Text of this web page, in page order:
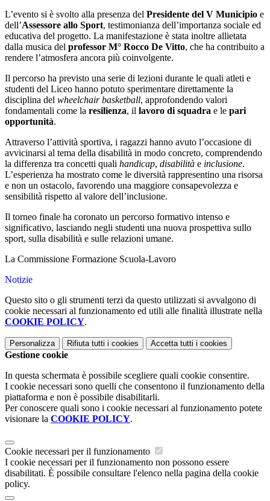
L’evento si è svolto alla presenza del Presidente del V Municipio e
dell’Assessore allo Sport, testimonianza dell’importanza sociale ed
educativa del progetto. La manifestazione è stata inoltre allietata
dalla musica del professor M° Rocco De Vitto, che ha contribuito a
rendere l’atmosfera ancora più coinvolgente.
Il percorso ha previsto una serie di lezioni durante le quali atleti e
studenti del Liceo hanno potuto sperimentare direttamente la
disciplina del wheelchair basketball, approfondendo valori
fondamentali come la resilienza, il lavoro di squadra e le pari
opportunità.
Attraverso l’attività sportiva, i ragazzi hanno avuto l’occasione di
avvicinarsi al tema della disabilità in modo concreto, comprendendo
la differenza tra concetti quali handicap, disabilità e inclusione.
L’esperienza ha mostrato come le diversità rappresentino una risorsa
e non un ostacolo, favorendo una maggiore consapevolezza e
sensibilità rispetto al valore dell’inclusione.
Il torneo finale ha coronato un percorso formativo intenso e
significativo, lasciando negli studenti una nuova prospettiva sullo
sport, sulla disabilità e sulle relazioni umane.
La Commissione Formazione Scuola-Lavoro
Notizie
Questo sito o gli strumenti terzi da questo utilizzati si avvalgono di
cookie necessari al funzionamento ed utili alle finalità illustrate nella
COOKIE POLICY.
Personalizza Rifiuta tutti i cookies Accetta tutti i cookies
Gestione cookie
In questa schermata è possibile scegliere quali cookie consentire.
I cookie necessari sono quelli che consentono il funzionamento della
piattaforma e non è possibile disabilitarli.
Per conoscere quali sono i cookie necessari al funzionamento potete
visionare la COOKIE POLICY.
Cookie necessari per il funzionamento
I cookie necessari per il funzionamento non possono essere
disabilitati. È possibile consultare l'elenco nella pagina della cookie
policy.